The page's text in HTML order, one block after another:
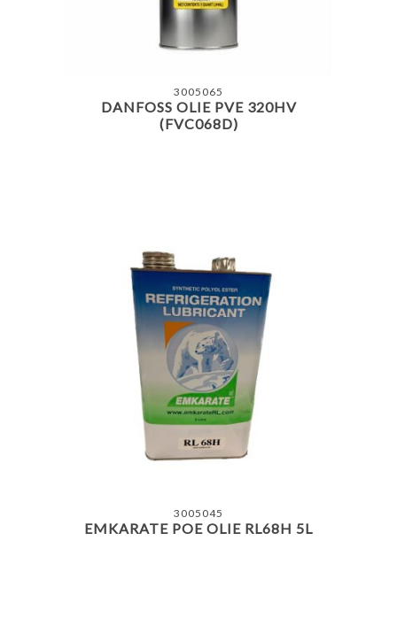
3005065
DANFOSS OLIE PVE 320HV
(FVC068D)
3005045
EMKARATE POE OLIE RL68H 5L